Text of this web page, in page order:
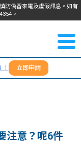
防偽冒來電及虛假訊息。如有
4354。
們
＋
立即申請
注意？呢6件